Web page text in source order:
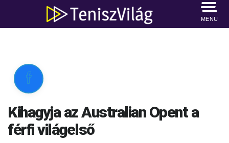
MENU

Kihagyja az Australian Opent a
férfi világelső